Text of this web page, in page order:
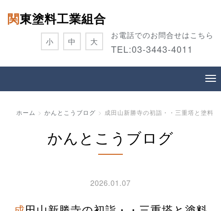
関東塗料工業組合
お電話でのお問合せはこちら
TEL:03-3443-4011
小 中 大
ホーム かんとこうブログ 成田山新勝寺の初詣・・三重塔と塗料
かんとこうブログ
2026.01.07